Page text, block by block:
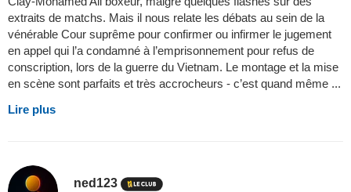
extraits de matchs. Mais il nous relate les débats au sein de la
vénérable Cour suprême pour confirmer ou infirmer le jugement
en appel qui l’a condamné à l’emprisonnement pour refus de
conscription, lors de la guerre du Vietnam. Le montage et la mise
en scène sont parfaits et très accrocheurs - c’est quand même ...
Lire plus
ned123